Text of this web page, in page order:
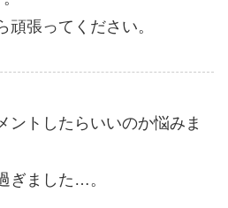
頑張ってください。
ントしたらいいのか悩みま
ぎました…。